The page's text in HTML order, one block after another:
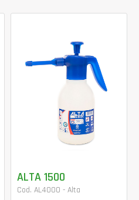
ALTA 1500
Cod. AL4000 - Alta